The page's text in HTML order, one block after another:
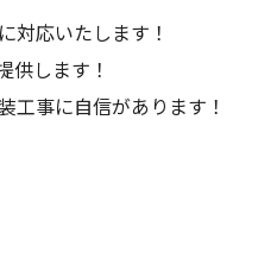
対応いたします！
供します！
工事に自信があります！